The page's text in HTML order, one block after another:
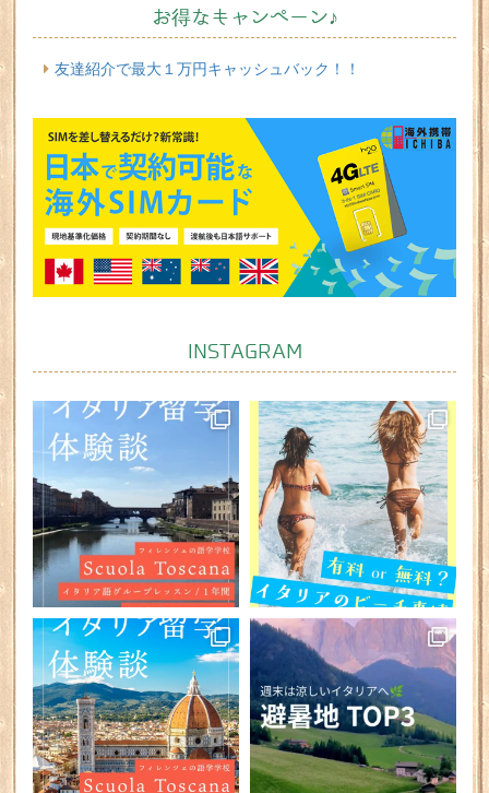
お得なキャンペーン♪
友達紹介で最大１万円キャッシュバック！！
INSTAGRAM